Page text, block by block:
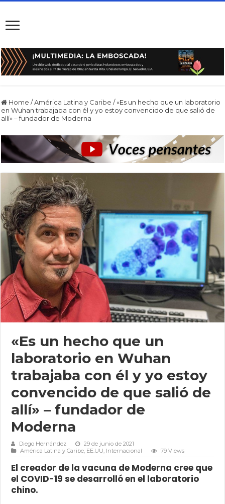
Home /América Latina y Caribe /«Es un hecho que un laboratorio
en Wuhan trabajaba con él y yo estoy convencido de que salió de
allí» – fundador de Moderna
«Es un hecho que un
laboratorio en Wuhan
trabajaba con él y yo estoy
convencido de que salió de
allí» – fundador de
Moderna
Diego Hernández
29 de junio de 2021
América Latina y Caribe EE.UU Internacional 79 Views
El creador de la vacuna de Moderna cree que
el COVID-19 se desarrolló en el laboratorio
chino.